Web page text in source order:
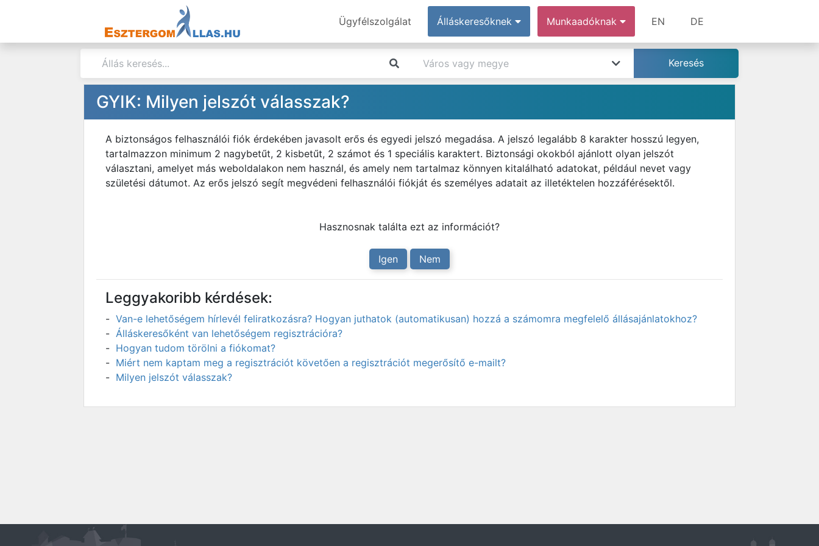
Ügyfélszolgálat Álláskeresőknek Munkaadóknak EN DE
GYIK: Milyen jelszót válasszak?
A biztonságos felhasználói fiók érdekében javasolt erős és egyedi jelszó megadása. A jelszó legalább 8 karakter hosszú legyen,
tartalmazzon minimum 2 nagybetűt, 2 kisbetűt, 2 számot és 1 speciális karaktert. Biztonsági okokból ajánlott olyan jelszót
választani, amelyet más weboldalakon nem használ, és amely nem tartalmaz könnyen kitalálható adatokat, például nevet vagy
születési dátumot. Az erős jelszó segít megvédeni felhasználói fiókját és személyes adatait az illetéktelen hozzáférésektől.
Hasznosnak találta ezt az információt?
Igen Nem
Leggyakoribb kérdések:
Van-e lehetőségem hírlevél feliratkozásra? Hogyan juthatok (automatikusan) hozzá a számomra megfelelő állásajánlatokhoz?
Álláskeresőként van lehetőségem regisztrációra?
Hogyan tudom törölni a fiókomat?
Miért nem kaptam meg a regisztrációt követően a regisztrációt megerősítő e-mailt?
Milyen jelszót válasszak?